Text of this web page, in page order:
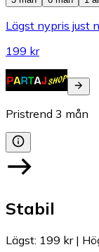
Lägst nypris just
199 kr
Pristrend 3 mån
Stabil
Lägst: 199 kr|